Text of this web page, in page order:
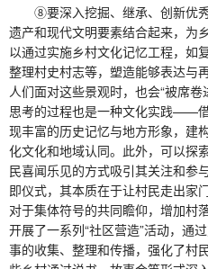
⑧要深入挖掘、继承、创新优秀
遗产和现代文明要素结合起来，为
以通过实施乡村文化记忆工程，如
整理村史村志等，塑造能够表达与
人们面对这些景观时，也会“被席卷
思考的过程也是一种文化实践——
现丰富的历史记忆与地方形象，建
化文化和地域认同。此外，可以探
民喜闻乐见的方式吸引其关注和参
即仪式，其本质在于让村民走出家
对于集体符号的共同瞻仰，增加村
开展了一系列“社区营造”活动，通
事的收集、整理和传播，强化了村